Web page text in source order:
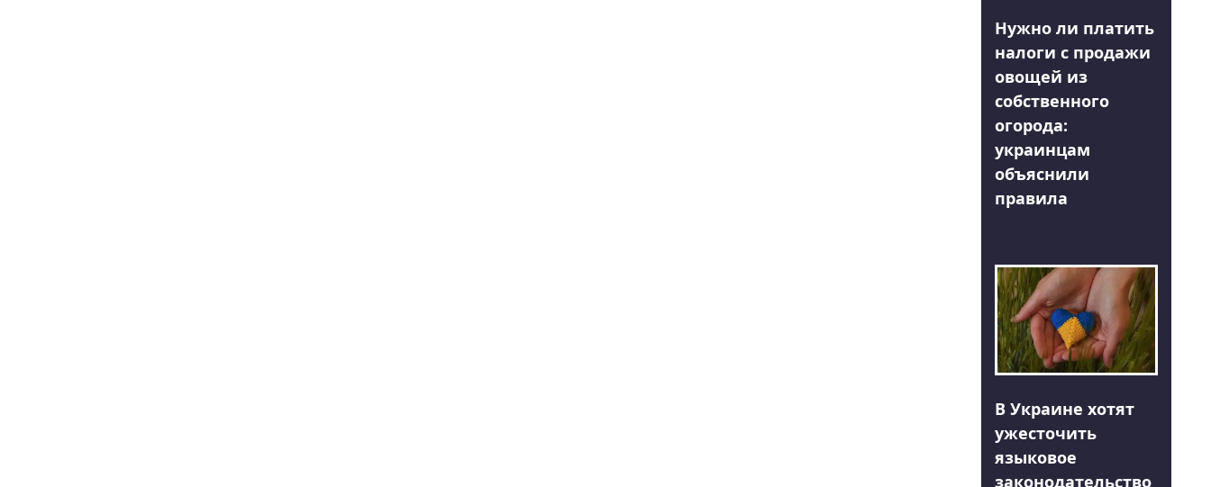
Нужно ли платить
налоги с продажи
овощей из
собственного
огорода:
украинцам
объяснили
правила
В Украине хотят
ужесточить
языковое
законодательство